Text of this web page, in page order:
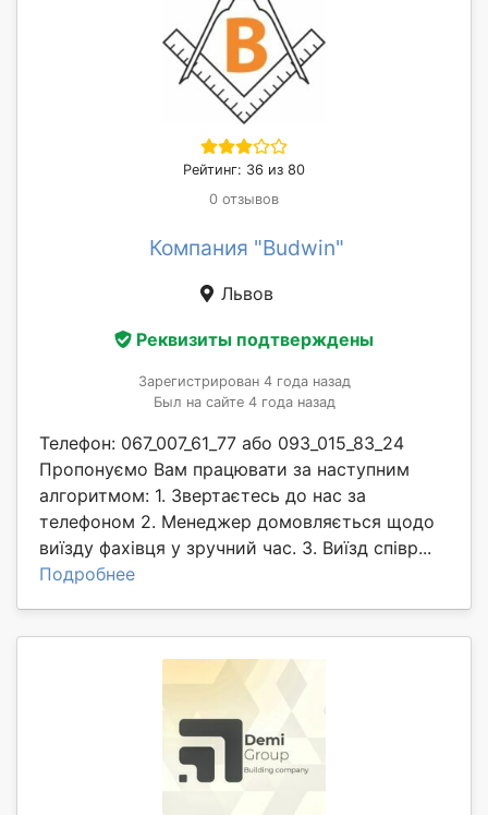
Рейтинг: 36 из 80
0 отзывов
Компания "Budwin"
Львов
Реквизиты подтверждены
Зарегистрирован 4 года назад
Был на сайте 4 года назад
Телефон: 067_007_61_77 або 093_015_83_24
Пропонуємо Вам працювати за наступним
алгоритмом: 1. Звертаєтесь до нас за
телефоном 2. Менеджер домовляється щодо
виїзду фахівця у зручний час. 3. Виїзд співр...
Подробнее